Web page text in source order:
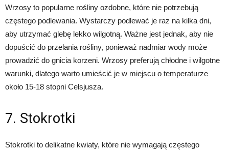
Wrzosy to popularne rośliny ozdobne, które nie potrzebują
częstego podlewania. Wystarczy podlewać je raz na kilka dni,
aby utrzymać glebę lekko wilgotną. Ważne jest jednak, aby nie
dopuścić do przelania rośliny, ponieważ nadmiar wody może
prowadzić do gnicia korzeni. Wrzosy preferują chłodne i wilgotne
warunki, dlatego warto umieścić je w miejscu o temperaturze
około 15-18 stopni Celsjusza.
7. Stokrotki
Stokrotki to delikatne kwiaty, które nie wymagają częstego